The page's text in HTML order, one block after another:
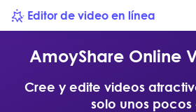
Editor de video en línea
AmoyShare Online
Cree y edite videos
solo unos pocos